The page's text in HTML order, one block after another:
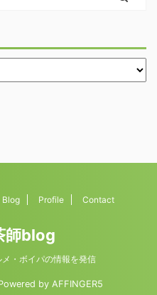
Blog Profile Contact
師blog
・ボイパの情報を発信
by AFFINGER5